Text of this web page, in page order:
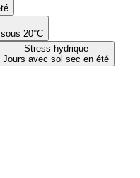
20°C
Stress hydrique
Jours avec sol sec en été